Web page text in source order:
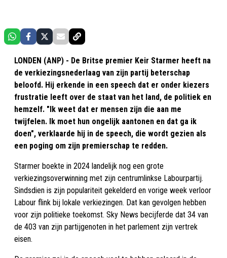
LONDEN (ANP) - De Britse premier Keir Starmer heeft na
de verkiezingsnederlaag van zijn partij beterschap
beloofd. Hij erkende in een speech dat er onder kiezers
frustratie leeft over de staat van het land, de politiek en
hemzelf. "Ik weet dat er mensen zijn die aan me
twijfelen. Ik moet hun ongelijk aantonen en dat ga ik
doen", verklaarde hij in de speech, die wordt gezien als
een poging om zijn premierschap te redden.
Starmer boekte in 2024 landelijk nog een grote
verkiezingsoverwinning met zijn centrumlinkse Labourpartij.
Sindsdien is zijn populariteit gekelderd en vorige week verloor
Labour flink bij lokale verkiezingen. Dat kan gevolgen hebben
voor zijn politieke toekomst. Sky News becijferde dat 34 van
de 403 van zijn partijgenoten in het parlement zijn vertrek
eisen.